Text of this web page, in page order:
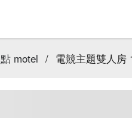
點 motel / 電競主題雙人房